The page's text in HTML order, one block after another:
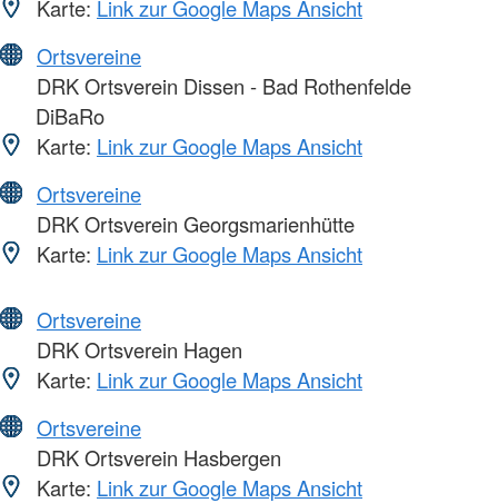
Karte: Link zur Google Maps Ansicht
Ortsvereine
DRK Ortsverein Dissen - Bad Rothenfelde
DiBaRo
Karte: Link zur Google Maps Ansicht
Ortsvereine
DRK Ortsverein Georgsmarienhütte
Karte: Link zur Google Maps Ansicht
Ortsvereine
DRK Ortsverein Hagen
Karte: Link zur Google Maps Ansicht
Ortsvereine
DRK Ortsverein Hasbergen
Karte: Link zur Google Maps Ansicht